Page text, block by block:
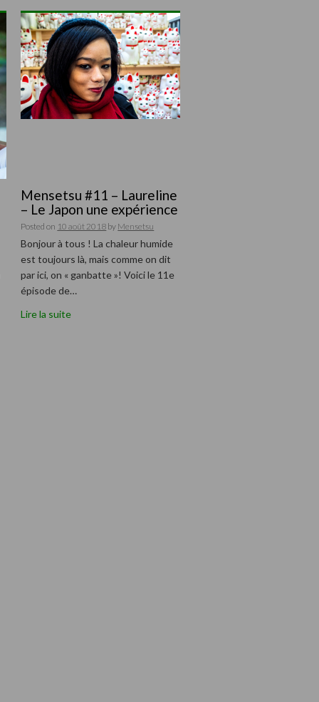
Mensetsu #11 – Laureline
– Le Japon une expérience
Posted on 10 août 2018 by Mensetsu
Bonjour à tous ! La chaleur humide
est toujours là, mais comme on dit
par ici, on « ganbatte »! Voici le 11e
épisode de…
Lire la suite